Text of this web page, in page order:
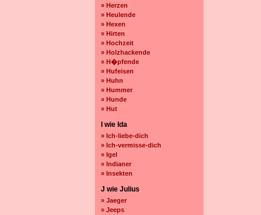
» Herzen
» Heulende
» Hexen
» Hirten
» Hochzeit
» Holzhackende
» H�pfende
» Hufeisen
» Huhn
» Hummer
» Hunde
» Hut
I wie Ida
» Ich-liebe-dich
» Ich-vermisse-dich
» Igel
» Indianer
» Insekten
J wie Julius
» Jaeger
» Jeeps